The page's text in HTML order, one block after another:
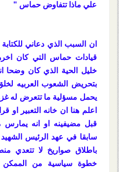
علي ماذا تتفاوض حماس "
ان السبب الذي دعاني
قيادات حماس التي كان
خليل الحية الذي كان وضحا
بتحريض الشعوب العربيه
يحمل مسؤلية ما تتعرض له
اعلم هنا ان خانه التعبير او
قبل مضيفينه او انه
سابقا في عهد الرئيس
باطلاق صواريخ لا تتعدي
خطوة سياسية من